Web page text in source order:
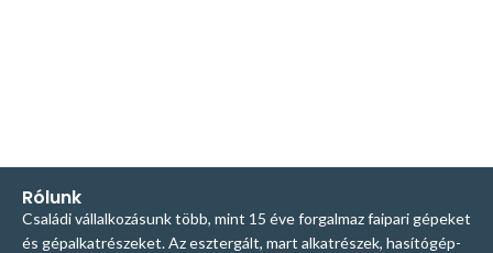
Rólunk
Családi vállalkozásunk több, mint 15 éve forgalmaz faipari gépeket
és gépalkatrészeket. Az esztergált, mart alkatrészek, hasítógép-